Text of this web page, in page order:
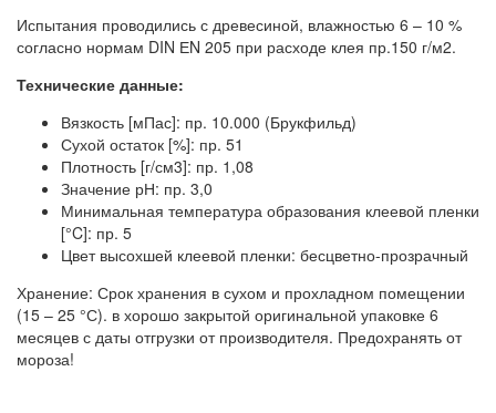
Испытания проводились с древесиной, влажностью 6 – 10 %
согласно нормам DIN ЕN 205 при расходе клея пр.150 г/м2.
Технические данные:
Вязкость [мПас]: пр. 10.000 (Брукфильд)
Сухой остаток [%]: пр. 51
Плотность [г/см3]: пр. 1,08
Значение рН: пр. 3,0
Минимальная температура образования клеевой пленки
[°C]: пр. 5
Цвет высохшей клеевой пленки: бесцветно-прозрачный
Хранение: Срок хранения в сухом и прохладном помещении
(15 – 25 °С). в хорошо закрытой оригинальной упаковке 6
месяцев с даты отгрузки от производителя. Предохранять от
мороза!